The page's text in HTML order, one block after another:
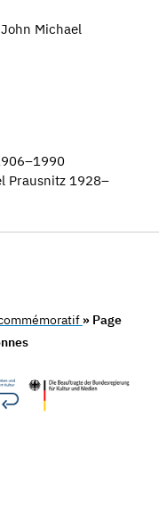
Michael
Prausnitz 1928–
» Page